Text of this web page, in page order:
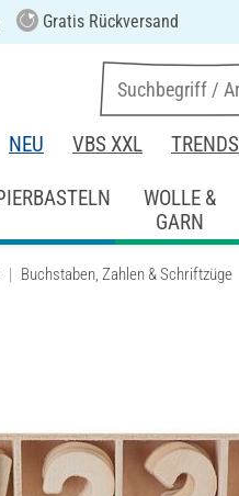
Gratis Rückversand
NEU VBS XXL TRENDS
WOLLE &
GARN
Buchstaben, Zahlen & Schriftzüge